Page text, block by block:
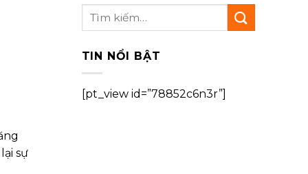
sự
TIN NỔI BẬT
[pt_view id=”78852c6n3r”]